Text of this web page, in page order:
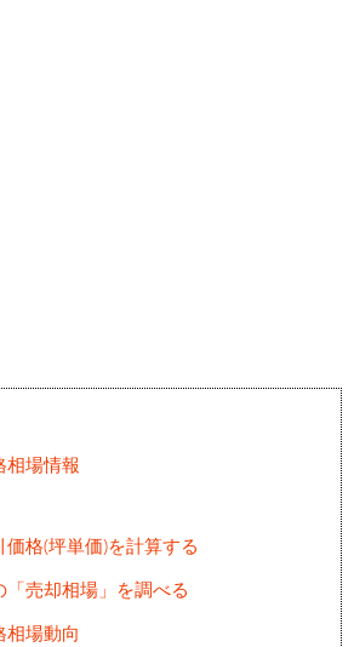
相場情報
格(坪単価)を計算する
売却相場」を調べる
相場動向